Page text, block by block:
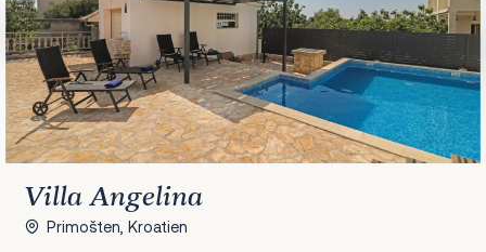
Villa Angelina
Primošten, Kroatien